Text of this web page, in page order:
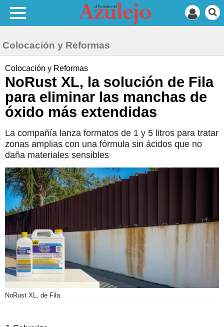
Colocación y Reformas
Colocación y Reformas
NoRust XL, la solución de Fila
para eliminar las manchas de
óxido más extendidas
La compañía lanza formatos de 1 y 5 litros para tratar
zonas amplias con una fórmula sin ácidos que no
daña materiales sensibles
NoRust XL, de Fila.